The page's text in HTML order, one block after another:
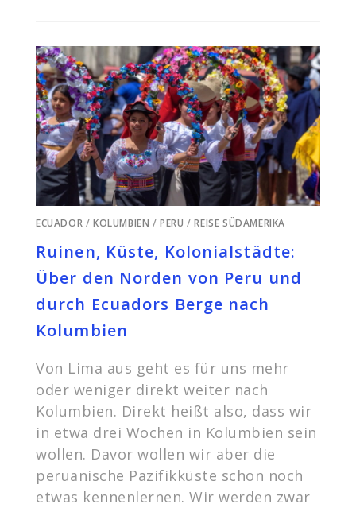
KARIBIK
ECUADOR /KOLUMBIEN /PERU /REISE SÜDAMERIKA
Ruinen, Küste, Kolonialstädte:
Über den Norden von Peru und
durch Ecuadors Berge nach
Kolumbien
Von Lima aus geht es für uns mehr
oder weniger direkt weiter nach
Kolumbien. Direkt heißt also, dass wir
in etwa drei Wochen in Kolumbien sein
wollen. Davor wollen wir aber die
peruanische Pazifikküste schon noch
etwas kennenlernen. Wir werden zwar